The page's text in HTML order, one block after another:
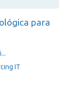
para
IT